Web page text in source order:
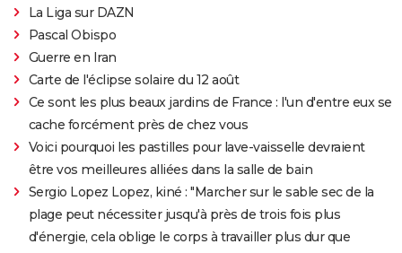
La Liga sur DAZN
Pascal Obispo
Guerre en Iran
Carte de l'éclipse solaire du 12 août
Ce sont les plus beaux jardins de France : l'un d'entre eux se
cache forcément près de chez vous
Voici pourquoi les pastilles pour lave-vaisselle devraient
être vos meilleures alliées dans la salle de bain
Sergio Lopez Lopez, kiné : "Marcher sur le sable sec de la
plage peut nécessiter jusqu'à près de trois fois plus
d'énergie, cela oblige le corps à travailler plus dur que